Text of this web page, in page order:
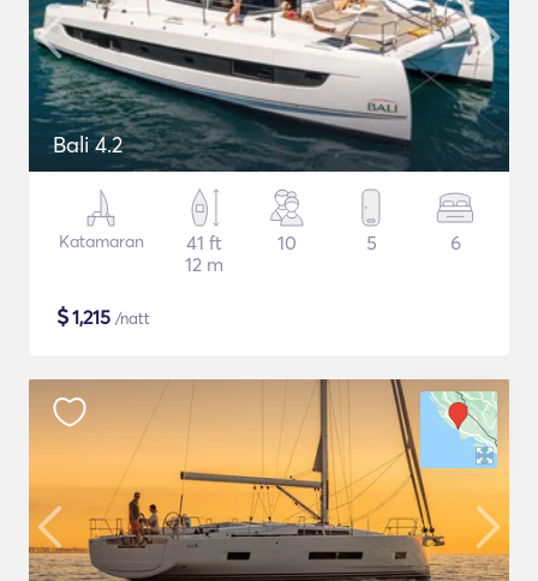
Bali 4.2
Katamaran
41 ft
12 m
10 5 6
$1,215 /natt